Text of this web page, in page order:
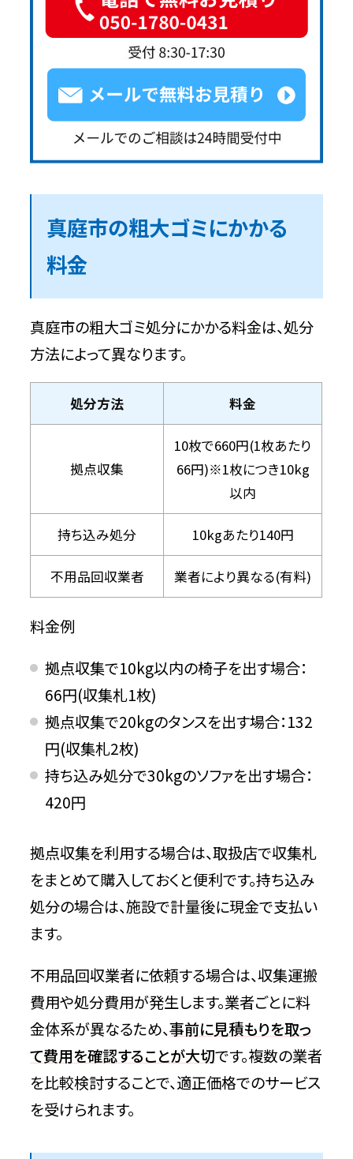
真庭市の粗大ゴミにかかる
料金
真庭市の粗大ゴミ処分にかかる料金は、処分
方法によって異なります。
処分方法 料金
拠点収集
10枚で660円(1枚あたり
66円)※1枚につき10kg
以内
持ち込み処分 10kgあたり140円
不用品回収業者 業者により異なる(有料)
料金例
拠点収集で10kg以内の椅子を出す場合：
66円(収集札1枚)
拠点収集で20kgのタンスを出す場合：132
円(収集札2枚)
持ち込み処分で30kgのソファを出す場合：
420円
拠点収集を利用する場合は、取扱店で収集札
をまとめて購入しておくと便利です。持ち込み
処分の場合は、施設で計量後に現金で支払い
ます。
不用品回収業者に依頼する場合は、収集運搬
費用や処分費用が発生します。業者ごとに料
金体系が異なるため、事前に見積もりを取っ
て費用を確認することが大切です。複数の業者
を比較検討することで、適正価格でのサービス
を受けられます。